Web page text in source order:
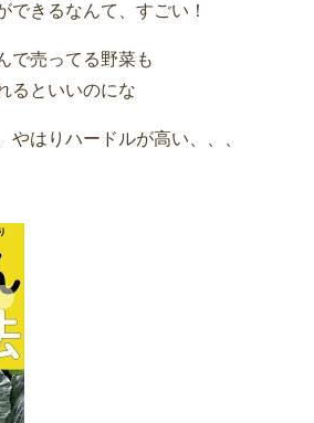
できるなんて、すごい！
で売ってる野菜も
るといいのにな
やはりハードルが高い、、、